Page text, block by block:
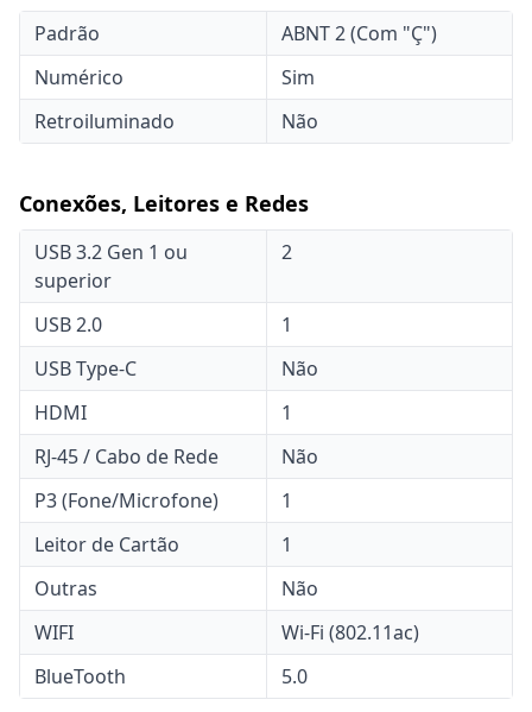
Padrão
ABNT 2 (Com "Ç")
Numérico
Sim
Retroiluminado
Não
Conexões, Leitores e Redes
USB 3.2 Gen 1 ou
superior
2
USB 2.0
1
USB Type-C
Não
HDMI
1
RJ-45 / Cabo de Rede
Não
P3 (Fone/Microfone)
1
Leitor de Cartão
1
Outras
Não
WIFI
Wi-Fi (802.11ac)
BlueTooth
5.0